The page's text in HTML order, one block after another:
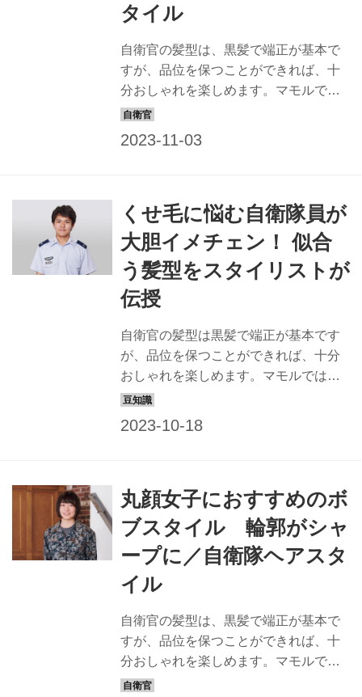
ティストなどのヘアメークも担当。
「髪質や顔形から似合う髪型を提案し
ます。自衛隊の皆さん、お待ちしてい
ます！」 BEFORE：髪のパサつき、な
んとかしたい… 今回のモデ...
タイル
自衛官の髪型は、黒髪で端正が基本で
すが、品位を保つことができれば、十
分おしゃれを楽しめます。マモルで
は、すてきな隊員の姿は最高の広報に
【keiko】 ヘアスタイリスト歴22年。東
京・表参道にある「NORA HAIR
SALON」にてサロンワークをこなすほ
か、アーティストなどのヘアメークも
担当。「髪質や顔形から似合う髪型を
提案します。自衛隊の皆さん、お待ち
しています！」 今月のモデル隊員：本
名佳菜陸士長 任務内容 第104全般支援
大隊にて、部品の補給業務に...
くせ毛に悩む自衛隊員が
大胆イメチェン！ 似合
う髪型をスタイリストが
伝授
自衛官の髪型は黒髪で端正が基本です
が、品位を保つことができれば、十分
おしゃれを楽しめます。マモルでは、
すてきな隊員の姿は最高の広報になる
てくれたヘアスタイリスト】 keiko ヘ
アスタイリスト歴22年。東京・表参道
にある「NORA HAIR SALON」にてサ
ロンワークをこなすほか、アーティス
トなどのヘアメークも担当。「髪質や
顔形から似合う髪型を提案します。自
衛隊の皆さん、お待ちしています！」
BEFORE モデル隊員 【田畑健太1等空
士】 ●任務内容...
丸顔女子におすすめのボ
ブスタイル 輪郭がシャ
ープに／自衛隊ヘアスタ
イル
自衛官の髪型は、黒髪で端正が基本で
すが、品位を保つことができれば、十
分おしゃれを楽しめます。マモルで
は、すてきな隊員の姿は最高の広報に